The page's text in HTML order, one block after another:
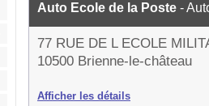
Auto Ecole de la Poste -
77 RUE DE L ECOLE
10500 Brienne-le-château
Afficher les détails